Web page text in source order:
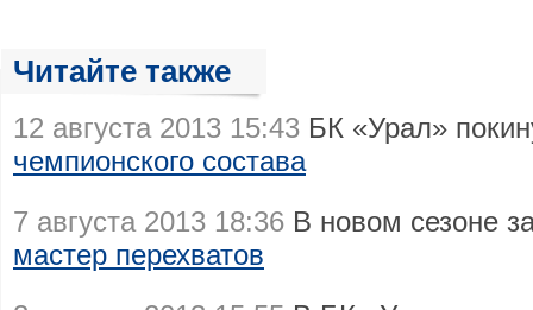
Читайте также
12 августа 2013 15:43 БК «Урал»
чемпионского состава
7 августа 2013 18:36 В новом сезоне
мастер перехватов